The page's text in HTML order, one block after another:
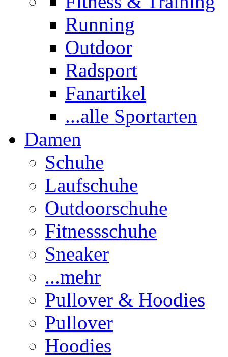
Running
Outdoor
Radsport
Fanartikel
...alle Sportarten
Damen
Schuhe
Laufschuhe
Outdoorschuhe
Fitnessschuhe
Sneaker
...mehr
Pullover & Hoodies
Pullover
Hoodies